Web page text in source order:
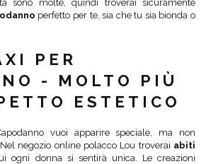
sono molte, quindi troverai sicuramente
perfetto per te, sia che tu sia bionda o
PER
- MOLTO PIÙ
ESTETICO
vuoi apparire speciale, ma non
negozio online polacco Lou troverai abiti
ogni donna si sentirà unica. Le creazioni